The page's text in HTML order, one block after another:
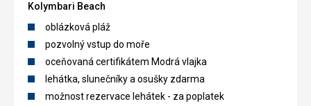
Kolymbari Beach
oblázková pláž
pozvolný vstup do moře
oceňovaná certifikátem Modrá vlajka
lehátka, slunečníky a osušky zdarma
možnost rezervace lehátek - za poplatek